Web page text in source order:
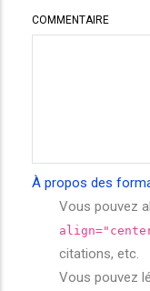
COMMENTAIRE
À propos des
Vous pouvez
citations, etc.
Vous pouvez